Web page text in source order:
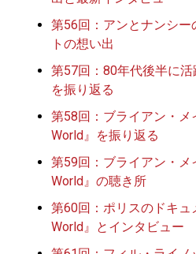
第56回：アンとナンシ
トの想い出
第57回：80年代後半に
を振り返る
第58回：ブライアン・
World』を振り返る
第59回：ブライアン・メ
World』の聴き所
第60回：ポリスのドキュ
World』とインタビュー